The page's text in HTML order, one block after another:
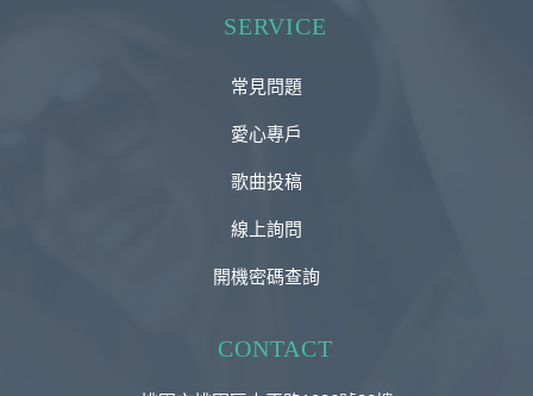
SERVICE
常見問題
愛心專戶
歌曲投稿
線上詢問
開機密碼查詢
CONTACT